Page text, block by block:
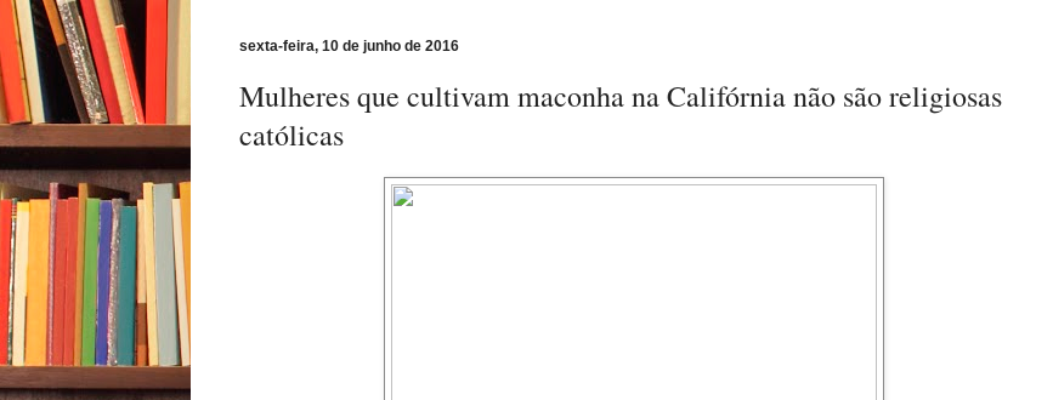
sexta-feira, 10 de junho de 2016
Mulheres que cultivam maconha na Califórnia não são religiosas
católicas